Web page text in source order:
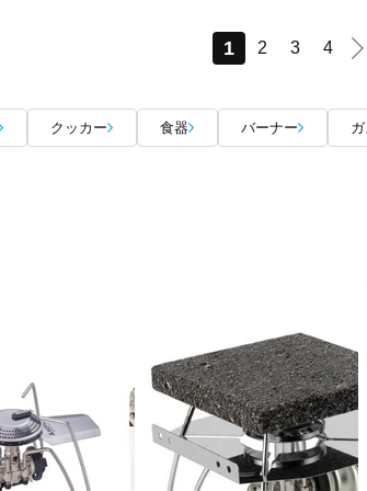
1 2 3 4
クッカー 食器 バーナー